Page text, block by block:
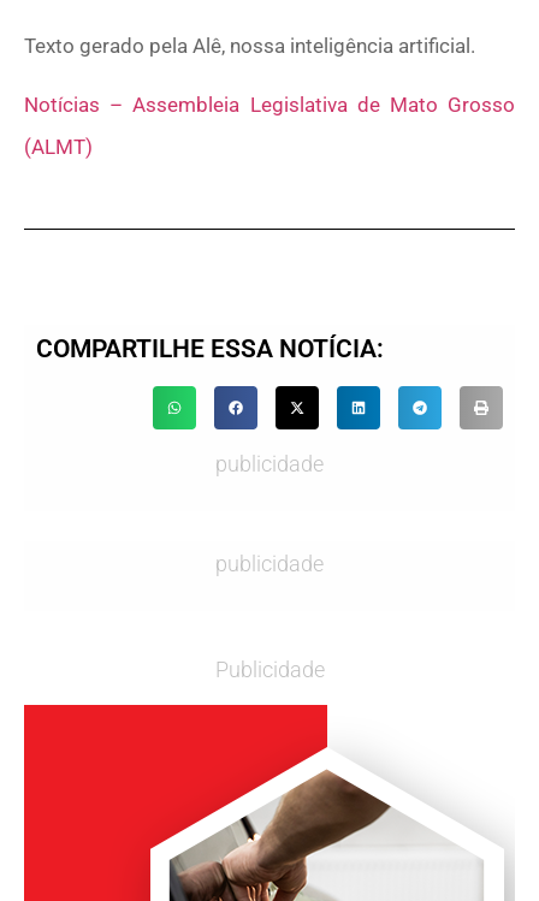
Texto gerado pela Alê, nossa inteligência artificial.
Notícias – Assembleia Legislativa de Mato Grosso
(ALMT)
COMPARTILHE ESSA NOTÍCIA:
publicidade
publicidade
Publicidade